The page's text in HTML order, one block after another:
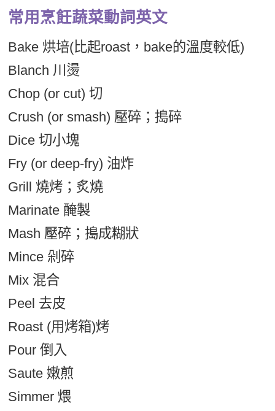
常用烹飪蔬菜動詞英文
Bake 烘培(比起roast，bake的溫度較低)
Blanch 川燙
Chop (or cut) 切
Crush (or smash) 壓碎；搗碎
Dice 切小塊
Fry (or deep-fry) 油炸
Grill 燒烤；炙燒
Marinate 醃製
Mash 壓碎；搗成糊狀
Mince 剁碎
Mix 混合
Peel 去皮
Roast (用烤箱)烤
Pour 倒入
Saute 嫩煎
Simmer 煨